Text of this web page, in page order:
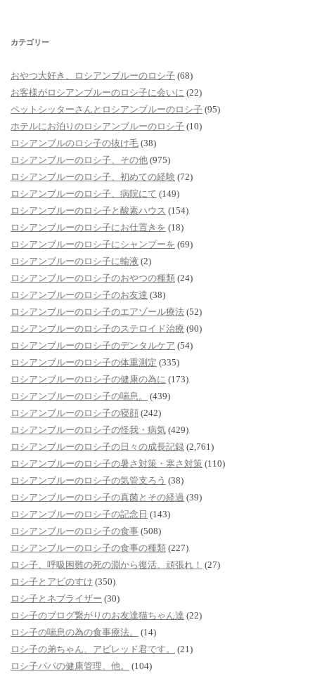
カテゴリー
おやつ大好き、ロシアンブルーのロシ子 (68)
お客様がロシアンブルーのロシ子に会いに (22)
ペットシッターさんとロシアンブルーのロシ子 (95)
ホテルにお泊りのロシアンブルーのロシ子 (10)
ロシアンブルのロシ子の抜け毛 (38)
ロシアンブルーのロシ子、その他 (975)
ロシアンブルーのロシ子、初めての経験 (72)
ロシアンブルーのロシ子、病院にて (149)
ロシアンブルーのロシ子と酸素ハウス (154)
ロシアンブルーのロシ子にお仕置きを (18)
ロシアンブルーのロシ子にシャンプーを (69)
ロシアンブルーのロシ子に輸液 (2)
ロシアンブルーのロシ子のおやつの種類 (24)
ロシアンブルーのロシ子のお友達 (38)
ロシアンブルーのロシ子のエアゾール療法 (52)
ロシアンブルーのロシ子のステロイド治療 (90)
ロシアンブルーのロシ子のデンタルケア (54)
ロシアンブルーのロシ子の体重測定 (335)
ロシアンブルーのロシ子の健康の為に (173)
ロシアンブルーのロシ子の喘息。
(439)
ロシアンブルーのロシ子の寝顔 (242)
ロシアンブルーのロシ子の怪我・病気 (429)
ロシアンブルーのロシ子の日々の成長記録 (2,761)
ロシアンブルーのロシ子の暑さ対策・寒さ対策 (110)
ロシアンブルーのロシ子の気管支ろう (38)
ロシアンブルーのロシ子の真菌とその経過 (39)
ロシアンブルーのロシ子の記念日 (143)
ロシアンブルーのロシ子の食事 (508)
ロシアンブルーのロシ子の食事の種類 (227)
ロシ子、呼吸困難の死の淵から復活、頑張れ！ (27)
ロシ子とアビのすけ (350)
ロシ子とネブライザー (30)
ロシ子のブログ繋がりのお友達猫ちゃん達 (22)
ロシ子の喘息の為の食事療法。
(14)
ロシ子の弟ちゃん、アビレッド君です。
(21)
ロシ子パパの健康管理、他。
(104)